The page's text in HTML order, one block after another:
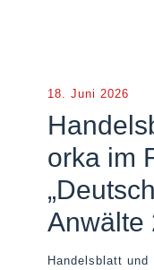
18. Juni 2026
orka im
Anwälte
Handelsblatt